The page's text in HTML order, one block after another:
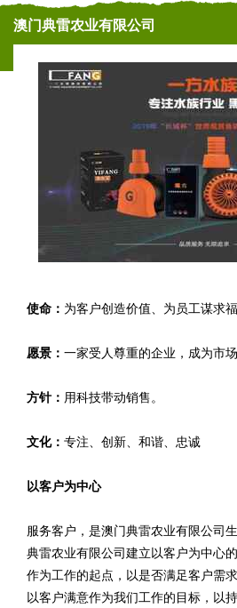
澳门典雷农业有限公司
使命： 为客户创造价值、为员工谋求福
愿景： 一家受人尊重的企业，成为市场
方针： 用科技带动销售。
文化： 专注、创新、和谐、忠诚
以客户为中心
服务客户，是澳门典雷农业有限公司
典雷农业有限公司建立以客户为中心
作为工作的起点，以是否满足客户需
以客户满意作为我们工作的目标，以